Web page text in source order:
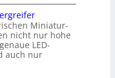
Miniatur-
nicht nur hohe
LED-
auch nur